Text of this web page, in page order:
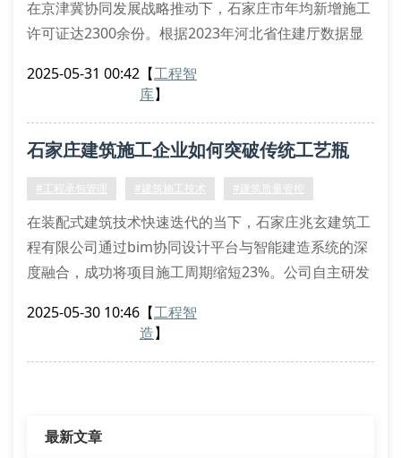
在京津冀协同发展战略推动下，石家庄市年均新增施工
许可证达2300余份。根据2023年河北省住建厅数据显
6.8%，其中通过iso 37001反贿赂管理认证的企业不足
层。
承包商资质审查要点
2025-05-31 00:42 【工程智
库】
石家庄建筑施工企业如何突破传统工艺瓶
颈？
#工程承包管理 #建筑施工技术 #建筑质量管控
在装配式建筑技术快速迭代的当下，石家庄兆玄建筑工
程有限公司通过bim协同设计平台与智能建造系统的深
度融合，成功将项目施工周期缩短23%。公司自主研发
项目中实现毫米级偏差控制，该项技术已获得中国建筑
模板重复利
2025-05-30 10:46 【工程智
造】
最新文章